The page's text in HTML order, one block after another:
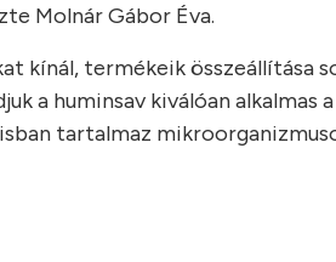
Molnár Gábor Éva.
kínál, termékeik összeállítása
a huminsav kiválóan alkalmas
tartalmaz